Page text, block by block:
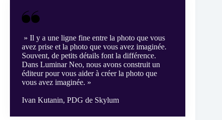
» Il y a une ligne fine entre la photo que vous
avez prise et la photo que vous avez imaginée.
Souvent, de petits détails font la différence.
Dans Luminar Neo, nous avons construit un
éditeur pour vous aider à créer la photo que
vous avez imaginée. »
Ivan Kutanin, PDG de Skylum